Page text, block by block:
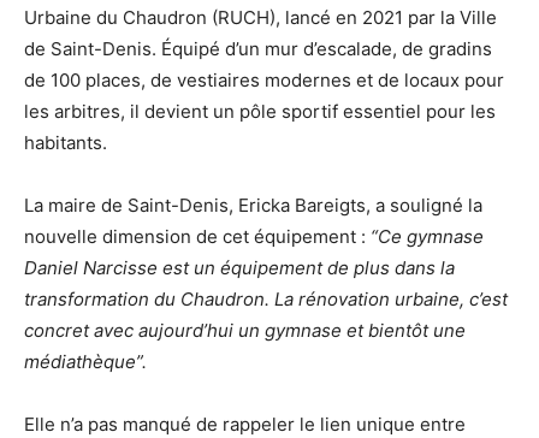
Urbaine du Chaudron (RUCH), lancé en 2021 par la Ville
de Saint-Denis. Équipé d’un mur d’escalade, de gradins
de 100 places, de vestiaires modernes et de locaux pour
les arbitres, il devient un pôle sportif essentiel pour les
habitants.
La maire de Saint-Denis, Ericka Bareigts, a souligné la
nouvelle dimension de cet équipement : “Ce gymnase
Daniel Narcisse est un équipement de plus dans la
transformation du Chaudron. La rénovation urbaine, c’est
concret avec aujourd’hui un gymnase et bientôt une
médiathèque”.
Elle n’a pas manqué de rappeler le lien unique entre